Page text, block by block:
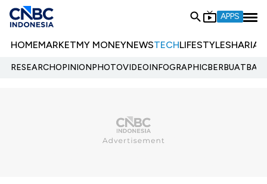
APPS
HOMEMARKETMY MONEYNEWSTECHLIFESTYLESHARIA
RESEARCHOPINIONPHOTOVIDEOINFOGRAPHIC